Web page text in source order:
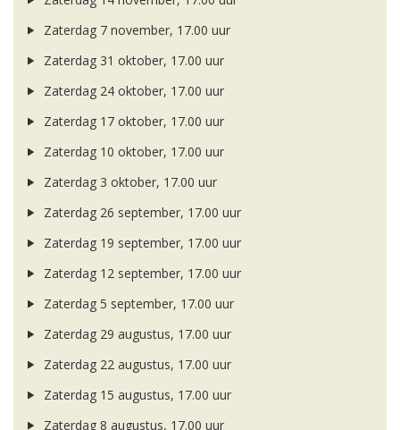
Zaterdag 7 november, 17.00 uur
Zaterdag 31 oktober, 17.00 uur
Zaterdag 24 oktober, 17.00 uur
Zaterdag 17 oktober, 17.00 uur
Zaterdag 10 oktober, 17.00 uur
Zaterdag 3 oktober, 17.00 uur
Zaterdag 26 september, 17.00 uur
Zaterdag 19 september, 17.00 uur
Zaterdag 12 september, 17.00 uur
Zaterdag 5 september, 17.00 uur
Zaterdag 29 augustus, 17.00 uur
Zaterdag 22 augustus, 17.00 uur
Zaterdag 15 augustus, 17.00 uur
Zaterdag 8 augustus, 17.00 uur